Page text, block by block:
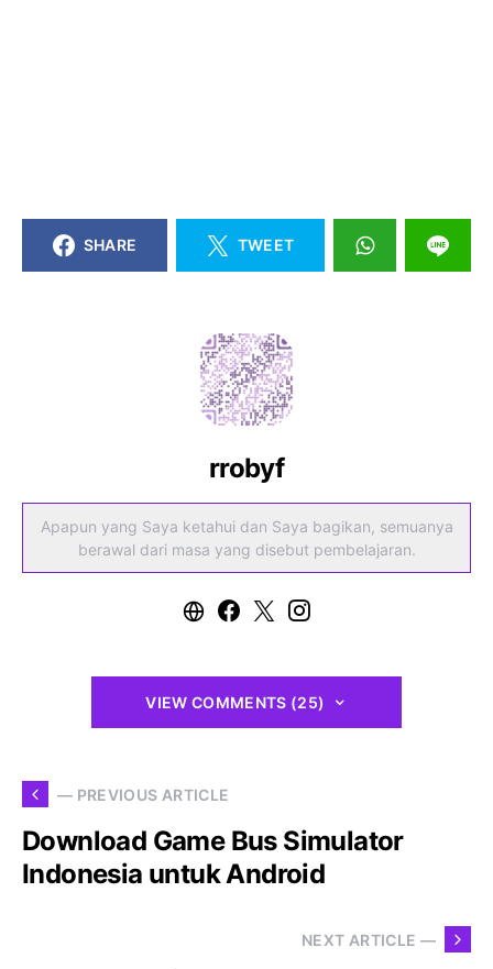
SHARE TWEET
rrobyf
Apapun yang Saya ketahui dan Saya bagikan, semuanya
berawal dari masa yang disebut pembelajaran.
VIEW COMMENTS (25)
— PREVIOUS ARTICLE
Download Game Bus Simulator
Indonesia untuk Android
NEXT ARTICLE —